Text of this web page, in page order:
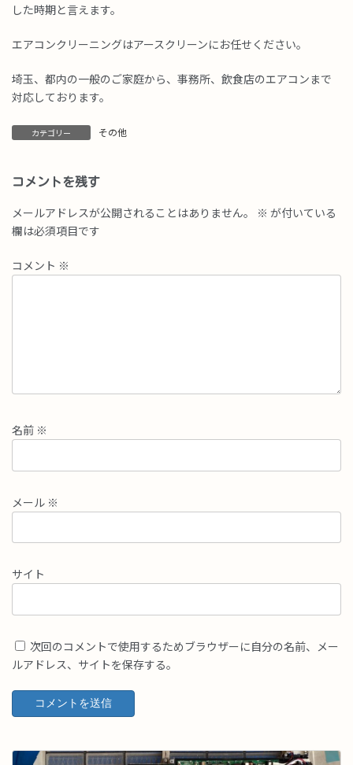
した時期と言えます。
エアコンクリーニングはアースクリーンにお任せください。
埼玉、都内の一般のご家庭から、事務所、飲食店のエアコンまで
対応しております。
カテゴリー その他
コメントを残す
メールアドレスが公開されることはありません。 ※ が付いている
欄は必須項目です
コメント ※
名前 ※
メール ※
サイト
次回のコメントで使用するためブラウザーに自分の名前、メー
ルアドレス、サイトを保存する。